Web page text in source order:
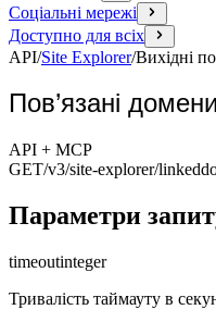
Соціальні мережі
Доступно для всіх
API/Site Explorer/Вихідні
Пов’язані домени
API + MCP
GET/v3/site-explorer/
Параметри
timeoutinteger
Тривалість таймауту в